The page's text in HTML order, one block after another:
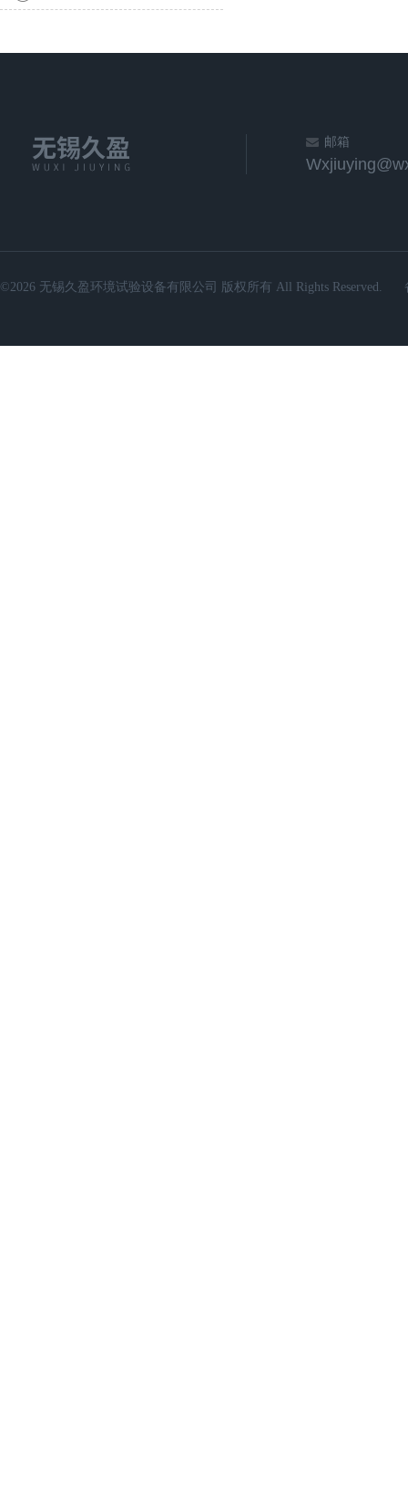
邮箱
©2026 无锡久盈环境试验设备有限公司 版权所有 All Rights Reserved.